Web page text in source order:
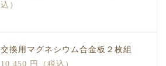
込）
交換用マグネシウム合金板２枚組
10,450 円（税込）